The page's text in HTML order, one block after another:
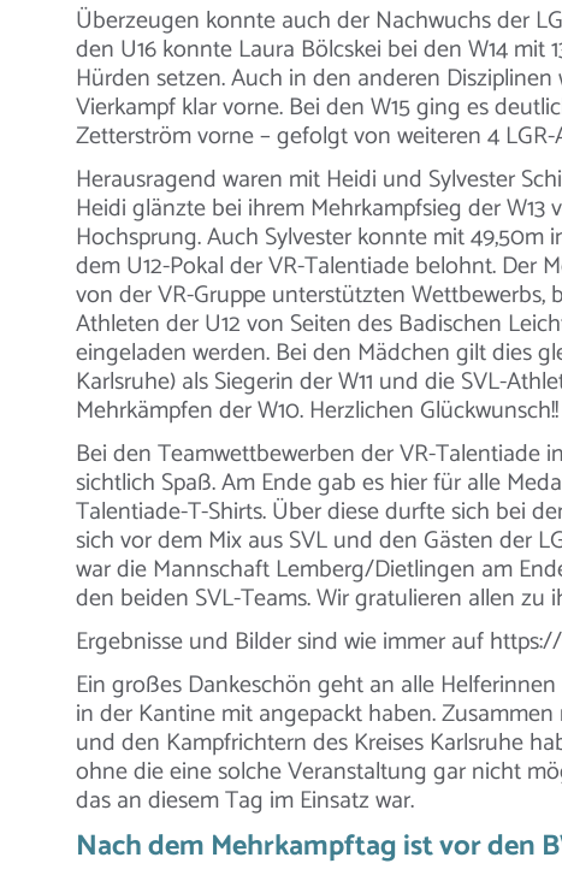
Überzeugen konnte auch der Nachwuchs der
den U16 konnte Laura Bölcskei bei den W14 mit
Hürden setzen. Auch in den anderen
Vierkampf klar vorne. Bei den W15 ging es
Zetterström vorne – gefolgt von weiteren 4
Herausragend waren mit Heidi und Sylvester
Heidi glänzte bei ihrem Mehrkampfsieg der
Hochsprung. Auch Sylvester konnte mit
dem U12-Pokal der VR-Talentiade belohnt. Der
von der VR-Gruppe unterstützten
Athleten der U12 von Seiten des Badischen
eingeladen werden. Bei den Mädchen gilt dies
Karlsruhe) als Siegerin der W11 und die SVL-
Mehrkämpfen der W10. Herzlichen Glückwunsch!!
Bei den Teamwettbewerben der VR-Talentiade
sichtlich Spaß. Am Ende gab es hier für alle
Talentiade-T-Shirts. Über diese durfte sich bei
sich vor dem Mix aus SVL und den Gästen der
war die Mannschaft Lemberg/Dietlingen am
den beiden SVL-Teams. Wir gratulieren allen zu
Ergebnisse und Bilder sind wie immer auf
Ein großes Dankeschön geht an alle
in der Kantine mit angepackt haben.
und den Kampfrichtern des Kreises Karlsruhe
ohne die eine solche Veranstaltung gar nicht
das an diesem Tag im Einsatz war.
Nach dem Mehrkampftag ist vor den